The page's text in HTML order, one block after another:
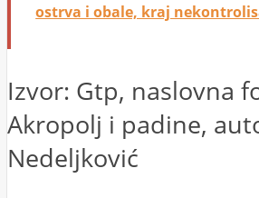
ostrva i obale, kraj
Izvor: Gtp, naslovna
Akropolj i padine,
Nedeljković